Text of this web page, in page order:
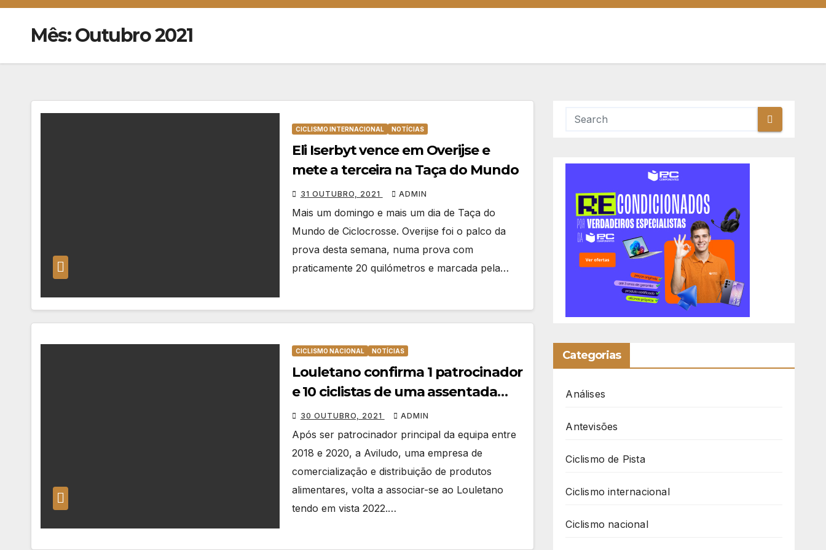
Mês:Outubro 2021
CICLISMO INTERNACIONAL NOTÍCIAS
Eli Iserbyt vence em Overijse e
mete a terceira na Taça do Mundo
31 OUTUBRO, 2021 ADMIN
Mais um domingo e mais um dia de Taça do
Mundo de Ciclocrosse. Overijse foi o palco da
prova desta semana, numa prova com
praticamente 20 quilómetros e marcada pela…
CICLISMO NACIONAL NOTÍCIAS
Louletano confirma 1 patrocinador
e 10 ciclistas de uma assentada
para 2022
30 OUTUBRO, 2021 ADMIN
Após ser patrocinador principal da equipa entre
2018 e 2020, a Aviludo, uma empresa de
comercialização e distribuição de produtos
alimentares, volta a associar-se ao Louletano
tendo em vista 2022.…
Categorias
Análises
Antevisões
Ciclismo de Pista
Ciclismo internacional
Ciclismo nacional